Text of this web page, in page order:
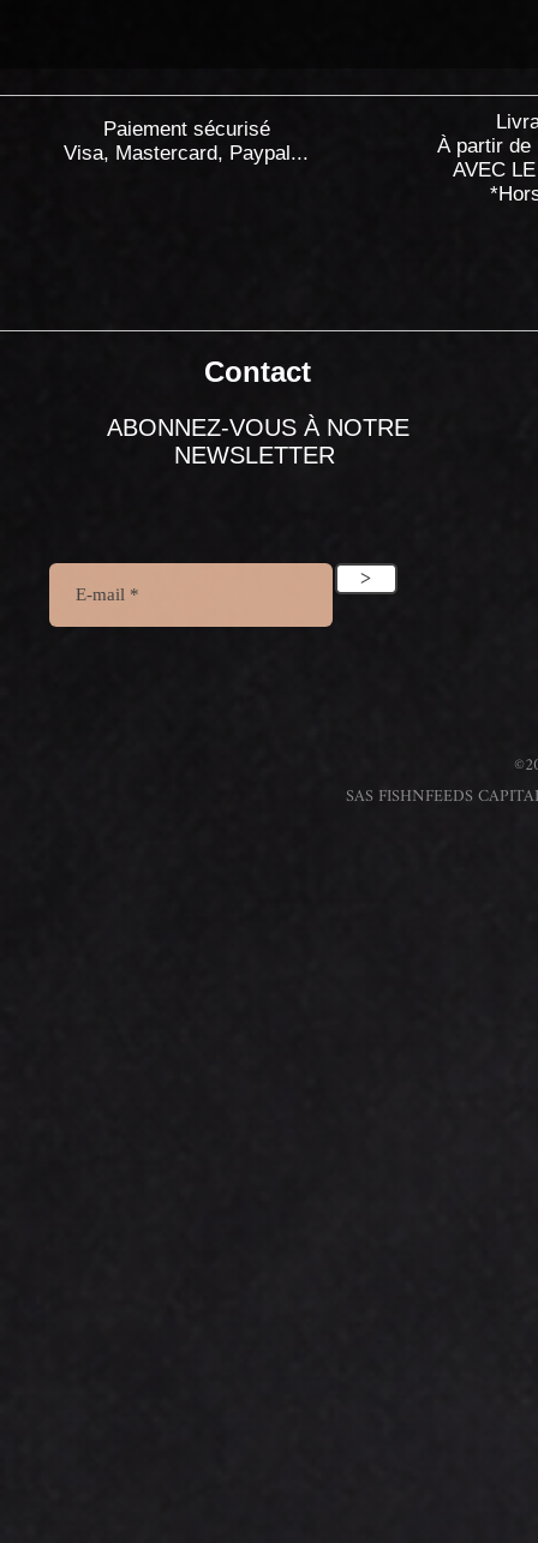
Paiement sécurisé
Visa, Mastercard, Paypal...
À partir de
AVEC
Contact
ABONNEZ-VOUS À NOTRE
NEWSLETTER
>
SAS FISHNFEEDS